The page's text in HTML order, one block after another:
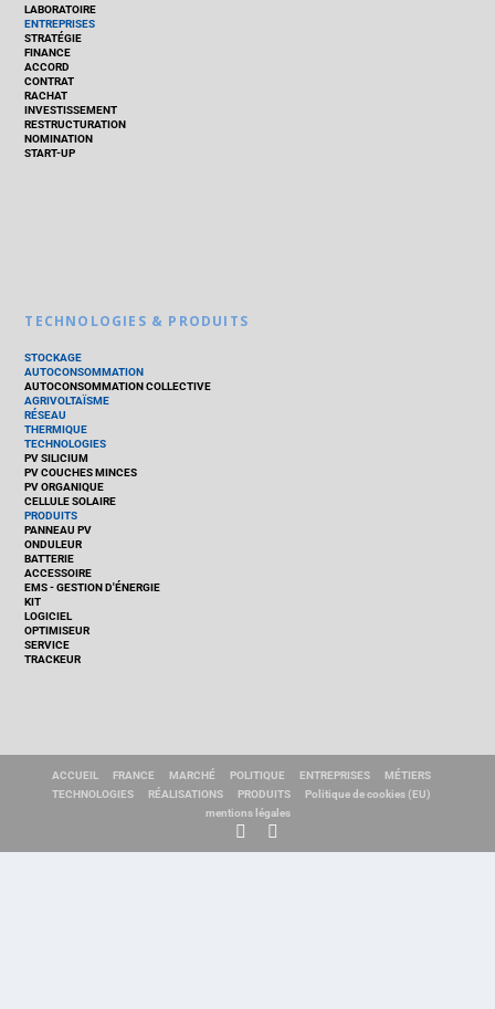
LABORATOIRE
ENTREPRISES
STRATÉGIE
FINANCE
ACCORD
CONTRAT
RACHAT
INVESTISSEMENT
RESTRUCTURATION
NOMINATION
START-UP
TECHNOLOGIES & PRODUITS
STOCKAGE
AUTOCONSOMMATION
AUTOCONSOMMATION COLLECTIVE
AGRIVOLTAÏSME
RÉSEAU
THERMIQUE
TECHNOLOGIES
PV SILICIUM
PV COUCHES MINCES
PV ORGANIQUE
CELLULE SOLAIRE
PRODUITS
PANNEAU PV
ONDULEUR
BATTERIE
ACCESSOIRE
EMS - GESTION D'ÉNERGIE
KIT
LOGICIEL
OPTIMISEUR
SERVICE
TRACKEUR
ACCUEIL FRANCE MARCHÉ POLITIQUE ENTREPRISES
MÉTIERS
TECHNOLOGIES
RÉALISATIONS PRODUITS
Politique de cookies (EU)
mentions légales